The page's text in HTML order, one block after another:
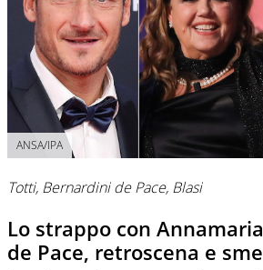
ANSA/IPA
Totti, Bernardini de Pace, Blasi
Lo strappo con
de Pace, retroscena e